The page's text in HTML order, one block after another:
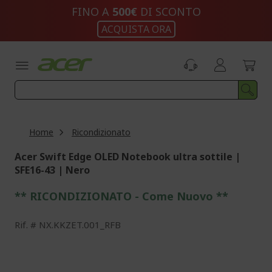
FINO A 500€ DI SCONTO
ACQUISTA ORA
Home Ricondizionato
Acer Swift Edge OLED Notebook ultra sottile |
SFE16-43 | Nero
** RICONDIZIONATO - Come Nuovo **
Rif. NX.KKZET.001_RFB